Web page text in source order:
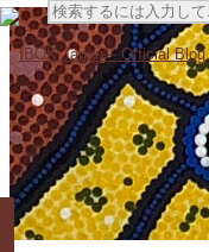
検
索
対